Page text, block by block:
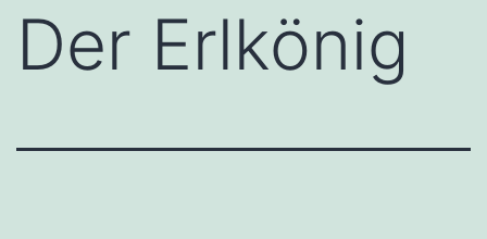
Der Erlkönig